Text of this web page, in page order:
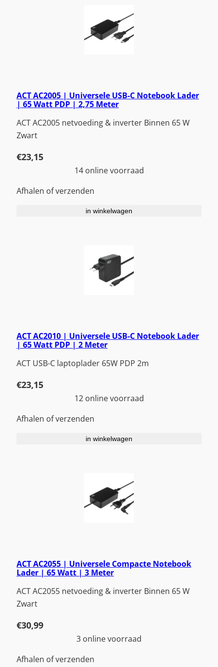
ACT AC2005 | Universele USB-C Notebook Lader
| 65 Watt PDP | 2,75 Meter
ACT AC2005 netvoeding & inverter Binnen 65 W
Zwart
€23,15
14 online voorraad
Afhalen of verzenden
in winkelwagen
ACT AC2010 | Universele USB-C Notebook Lader
| 65 Watt PDP | 2 Meter
ACT USB-C laptoplader 65W PDP 2m
€23,15
12 online voorraad
Afhalen of verzenden
in winkelwagen
ACT AC2055 | Universele Compacte Notebook
Lader | 65 Watt | 3 Meter
ACT AC2055 netvoeding & inverter Binnen 65 W
Zwart
€30,99
3 online voorraad
Afhalen of verzenden